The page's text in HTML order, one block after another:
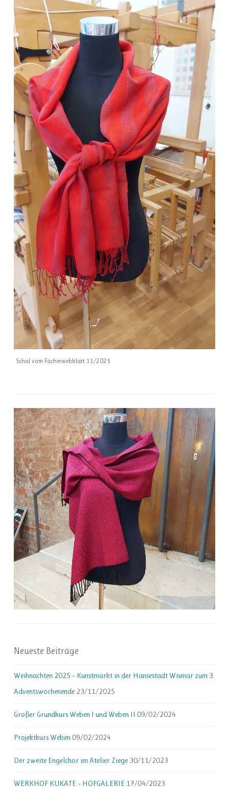
Schal vom Fächerwebblatt 11/2025
Neueste Beiträge
Weihnachten 2025 – Kunstmarkt in der Hansestadt Wismar zum 3.
Adventswochenende 23/11/2025
Großer Grundkurs Weben I und Weben II 09/02/2024
Projektkurs Weben 09/02/2024
Der zweite Engelchor im Atelier Ziege 30/11/2023
WERKHOF KUKATE – HOFGALERIE 17/04/2023